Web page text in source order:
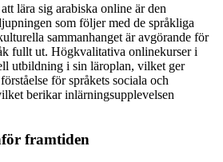
lära sig arabiska online är den
som följer med de språkliga
sammanhanget är avgörande för
fullt ut. Högkvalitativa onlinekurser i
utbildning i sin läroplan, vilket ger
för språkets sociala och
berikar inlärningsupplevelsen
framtiden